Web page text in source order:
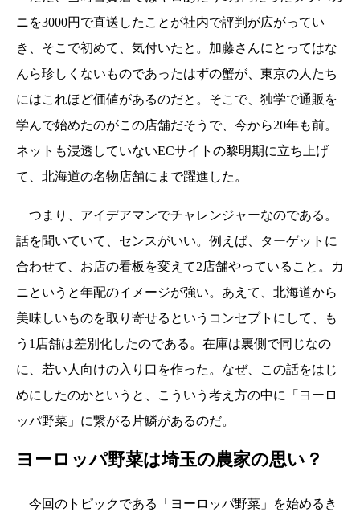
ニを3000円で直送したことが社内で評判が広がってい
き、そこで初めて、気付いたと。加藤さんにとってはな
んら珍しくないものであったはずの蟹が、東京の人たち
にはこれほど価値があるのだと。そこで、独学で通販を
学んで始めたのがこの店舗だそうで、今から20年も前。
ネットも浸透していないECサイトの黎明期に立ち上げ
て、北海道の名物店舗にまで躍進した。
つまり、アイデアマンでチャレンジャーなのである。
話を聞いていて、センスがいい。例えば、ターゲットに
合わせて、お店の看板を変えて2店舗やっていること。カ
ニというと年配のイメージが強い。あえて、北海道から
美味しいものを取り寄せるというコンセプトにして、も
う1店舗は差別化したのである。在庫は裏側で同じなの
に、若い人向けの入り口を作った。なぜ、この話をはじ
めにしたのかというと、こういう考え方の中に「ヨーロ
ッパ野菜」に繋がる片鱗があるのだ。
ヨーロッパ野菜は埼玉の農家の思い？
今回のトピックである「ヨーロッパ野菜」を始めるき